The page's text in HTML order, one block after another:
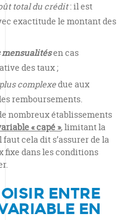
total du crédit: il est
exactitude le montant des
mensualitésen cas
des taux ;
complexedue aux
remboursements.
nombreux établissements
« capé », limitant la
cela dit s’assurer de la
fixe dans les conditions
ENTRE
EN